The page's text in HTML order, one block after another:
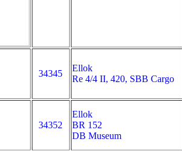
34345
Ellok
Re 4/4 II, 420, SBB Cargo
34352
Ellok
BR 152
DB Museum